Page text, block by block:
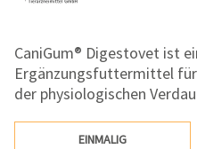
CaniGum® Digestovet ist
Ergänzungsfuttermittel
der physiologischen
EINMALIG